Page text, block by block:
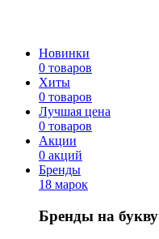
Новинки
0 товаров
Хиты
0 товаров
Лучшая цена
0 товаров
Акции
0 акций
Бренды
18 марок
Бренды на букву